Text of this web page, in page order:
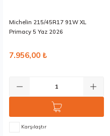
Michelin 215/45R17 91W XL
Primacy 5 Yaz 2026
7.956,00 ₺
Karşılaştır